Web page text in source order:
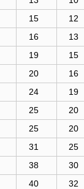
15
12
16
13
19
15
20
16
24
19
25
20
25
20
31
25
38
30
40
32